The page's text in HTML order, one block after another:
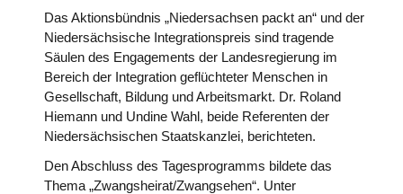
Das Aktionsbündnis „Niedersachsen packt an“ und der
Niedersächsische Integrationspreis sind tragende
Säulen des Engagements der Landesregierung im
Bereich der Integration geflüchteter Menschen in
Gesellschaft, Bildung und Arbeitsmarkt. Dr. Roland
Hiemann und Undine Wahl, beide Referenten der
Niedersächsischen Staatskanzlei, berichteten.
Den Abschluss des Tagesprogramms bildete das
Thema „Zwangsheirat/Zwangsehen“. Unter